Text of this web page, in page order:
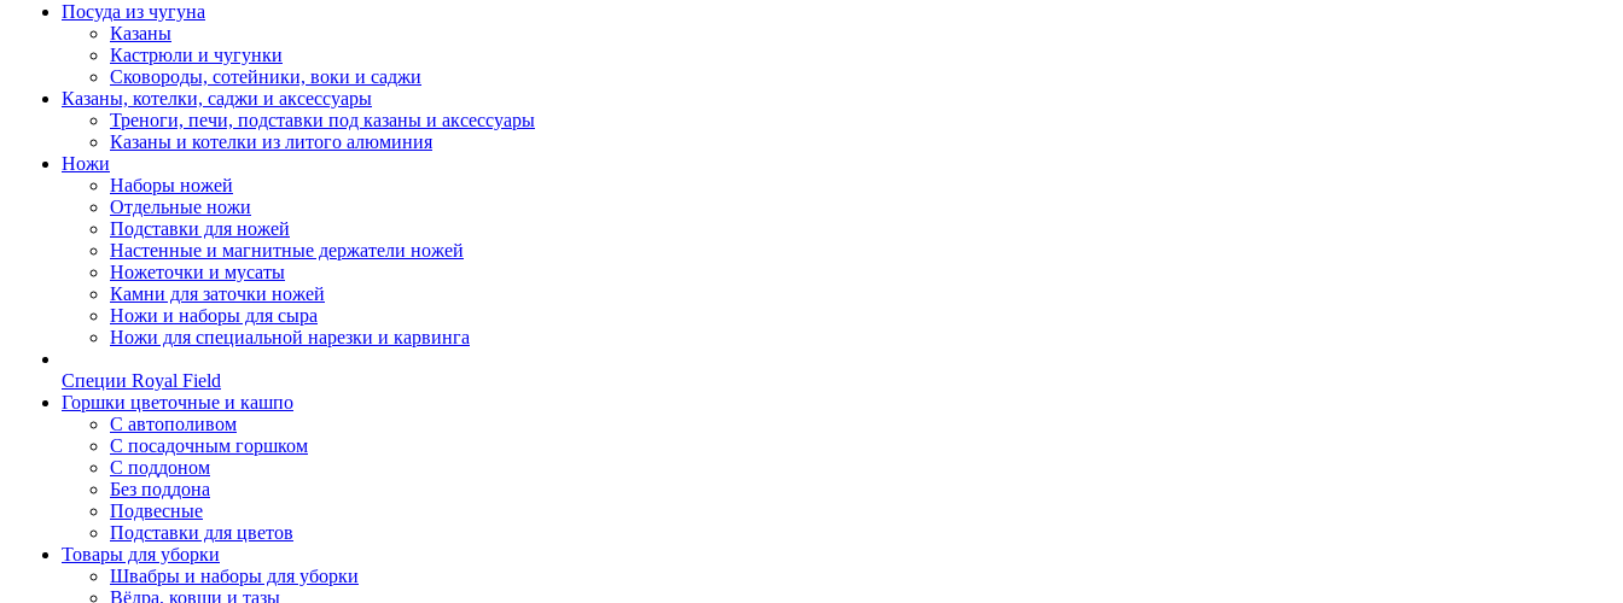
Посуда из чугуна
Казаны
Кастрюли и чугунки
Сковороды, сотейники, воки и саджи
Казаны, котелки, саджи и аксессуары
Треноги, печи, подставки под казаны и аксессуары
Казаны и котелки из литого алюминия
Ножи
Наборы ножей
Отдельные ножи
Подставки для ножей
Настенные и магнитные держатели ножей
Ножеточки и мусаты
Камни для заточки ножей
Ножи и наборы для сыра
Ножи для специальной нарезки и карвинга
Специи Royal Field
Горшки цветочные и кашпо
С автополивом
С посадочным горшком
С поддоном
Без поддона
Подвесные
Подставки для цветов
Товары для уборки
Швабры и наборы для уборки
Вёдра, ковши и тазы